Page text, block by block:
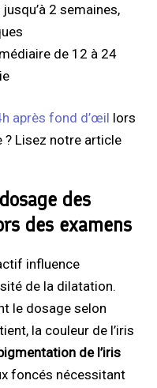
2 semaines,
de 12 à 24
après fond d’œil lors
? Lisez notre article
des
des examens
influence
de la dilatation.
le dosage selon
la couleur de l’iris
de l’iris
foncés nécessitant